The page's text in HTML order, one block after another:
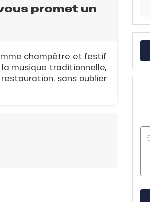
promet un
champêtre et festif
musique traditionnelle,
sans oublier